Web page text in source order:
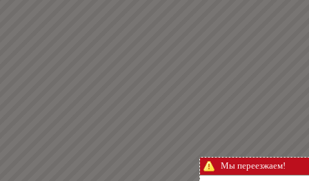
Мы переезжаем!